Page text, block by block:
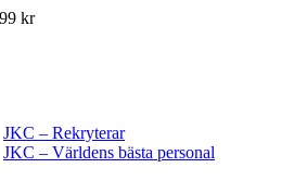
kr
JKC – Rekryterar
JKC – Världens bästa personal